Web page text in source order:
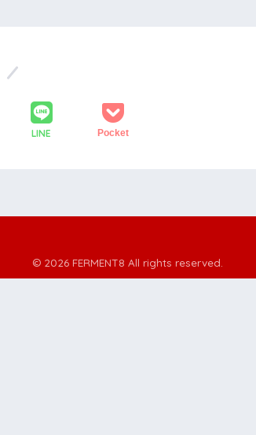
LINE Pocket
© 2026 FERMENT8 All rights reserved.